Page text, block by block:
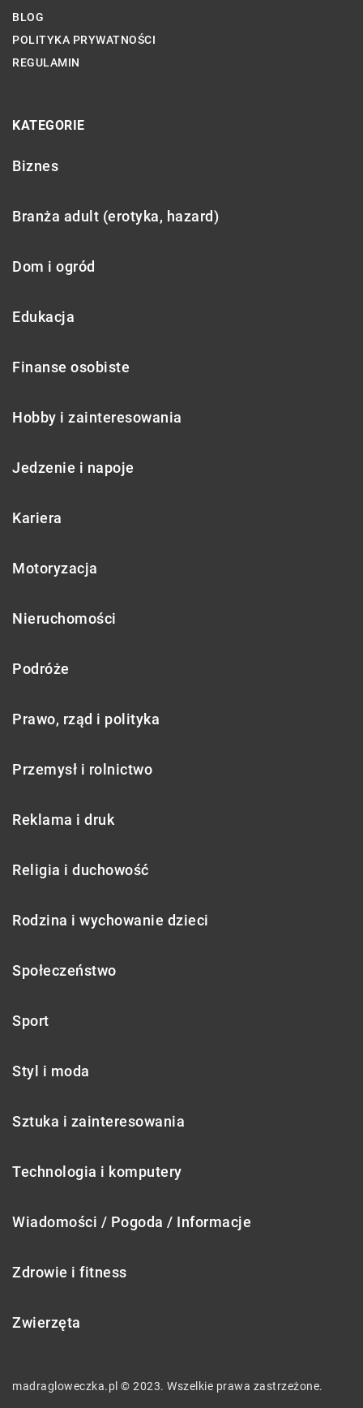
BLOG
POLITYKA PRYWATNOŚCI
REGULAMIN
KATEGORIE
Biznes
Branża adult (erotyka, hazard)
Dom i ogród
Edukacja
Finanse osobiste
Hobby i zainteresowania
Jedzenie i napoje
Kariera
Motoryzacja
Nieruchomości
Podróże
Prawo, rząd i polityka
Przemysł i rolnictwo
Reklama i druk
Religia i duchowość
Rodzina i wychowanie dzieci
Społeczeństwo
Sport
Styl i moda
Sztuka i zainteresowania
Technologia i komputery
Wiadomości / Pogoda / Informacje
Zdrowie i fitness
Zwierzęta
madragloweczka.pl © 2023. Wszelkie prawa zastrzeżone.